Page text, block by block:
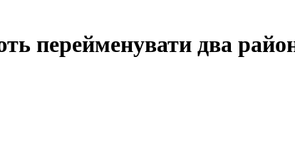
перейменувати два